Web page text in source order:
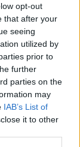
opt-out
that after your
seeing
utilized by
prior to
further
parties on the
may
IAB’s List of
it to other
because
the format